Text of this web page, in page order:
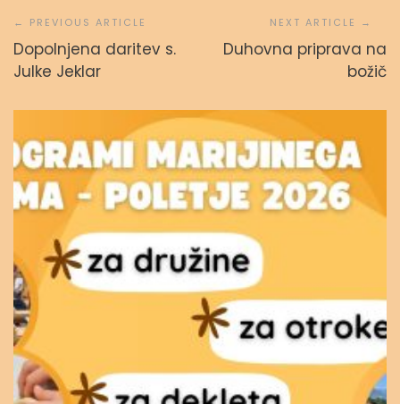
prispevka
Dopolnjena daritev s.
Julke Jeklar
Duhovna priprava na
božič